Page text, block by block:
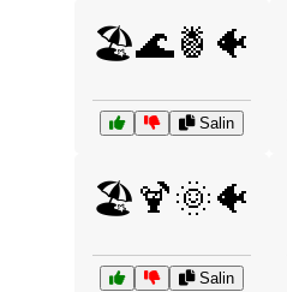
🏖️🌊🍍🐠
Salin
🏖️🍹🌞🐠
Salin